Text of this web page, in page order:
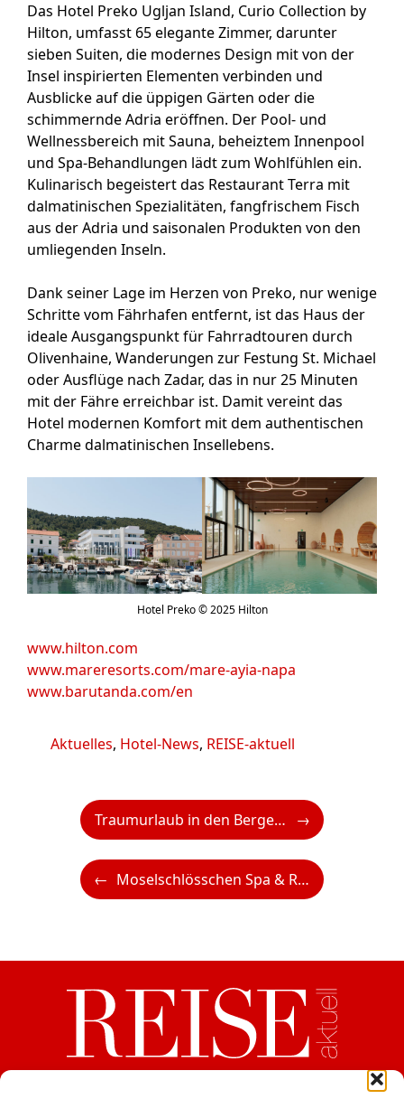
Das Hotel Preko Ugljan Island, Curio Collection by
Hilton, umfasst 65 elegante Zimmer, darunter
sieben Suiten, die modernes Design mit von der
Insel inspirierten Elementen verbinden und
Ausblicke auf die üppigen Gärten oder die
schimmernde Adria eröffnen. Der Pool- und
Wellnessbereich mit Sauna, beheiztem Innenpool
und Spa-Behandlungen lädt zum Wohlfühlen ein.
Kulinarisch begeistert das Restaurant Terra mit
dalmatinischen Spezialitäten, fangfrischem Fisch
aus der Adria und saisonalen Produkten von den
umliegenden Inseln.
Dank seiner Lage im Herzen von Preko, nur wenige
Schritte vom Fährhafen entfernt, ist das Haus der
ideale Ausgangspunkt für Fahrradtouren durch
Olivenhaine, Wanderungen zur Festung St. Michael
oder Ausflüge nach Zadar, das in nur 25 Minuten
mit der Fähre erreichbar ist. Damit vereint das
Hotel modernen Komfort mit dem authentischen
Charme dalmatinischen Insellebens.
Hotel Preko © 2025 Hilton
www.hilton.com
www.mareresorts.com/mare-ayia-napa
www.barutanda.com/en
Kategorien
Aktuelles, Hotel-News, REISE-aktuell
Traumurlaub in den Bergen mit den Aldiana Club Resorts
Moselschlösschen Spa & Resort: Neues Mitglied bei Leading Spa Resorts